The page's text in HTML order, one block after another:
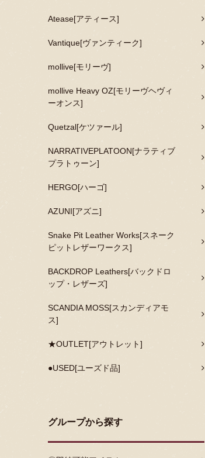
Atease[アティース]
Vantique[ヴァンティーク]
mollive[モリーヴ]
mollive Heavy OZ[モリーヴヘヴィ
ーオンス]
Quetzal[ケツァール]
NARRATIVEPLATOON[ナラティブ
プラトゥーン]
HERGO[ハーゴ]
AZUNI[アズニ]
Snake Pit Leather Works[スネーク
ピットレザーワークス]
BACKDROP Leathers[バックドロ
ップ・レザーズ]
SCANDIA MOSS[スカンディアモ
ス]
★OUTLET[アウトレット]
●USED[ユーズド品]
グループから探す